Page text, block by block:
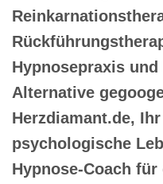
Hypnosepraxis
Alternative
Herzdiamant.de,
psychologische
Hypnose-Coach